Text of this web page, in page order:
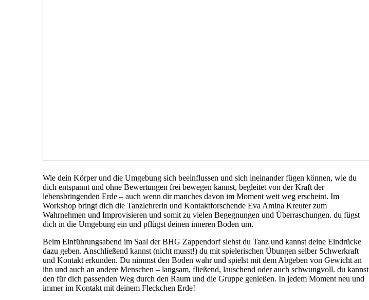
Wie dein Körper und die Umgebung sich beeinflussen und sich ineinander fügen können, wie du
dich entspannt und ohne Bewertungen frei bewegen kannst, begleitet von der Kraft der
lebensbringenden Erde – auch wenn dir manches davon im Moment weit weg erscheint. Im
Workshop bringt dich die Tanzlehrerin und Kontaktforschende Eva Amina Kreuter zum
Wahrnehmen und Improvisieren und somit zu vielen Begegnungen und Überraschungen. du fügst
dich in die Umgebung ein und pflügst deinen inneren Boden um.
Beim Einführungsabend im Saal der BHG Zappendorf siehst du Tanz und kannst deine Eindrücke
dazu geben. Anschließend kannst (nicht musst!) du mit spielerischen Übungen selber Schwerkraft
und Kontakt erkunden. Du nimmst den Boden wahr und spielst mit dem Abgeben von Gewicht an
ihn und auch an andere Menschen – langsam, fließend, lauschend oder auch schwungvoll. du kannst
den für dich passenden Weg durch den Raum und die Gruppe genießen. In jedem Moment neu und
immer im Kontakt mit deinem Fleckchen Erde!